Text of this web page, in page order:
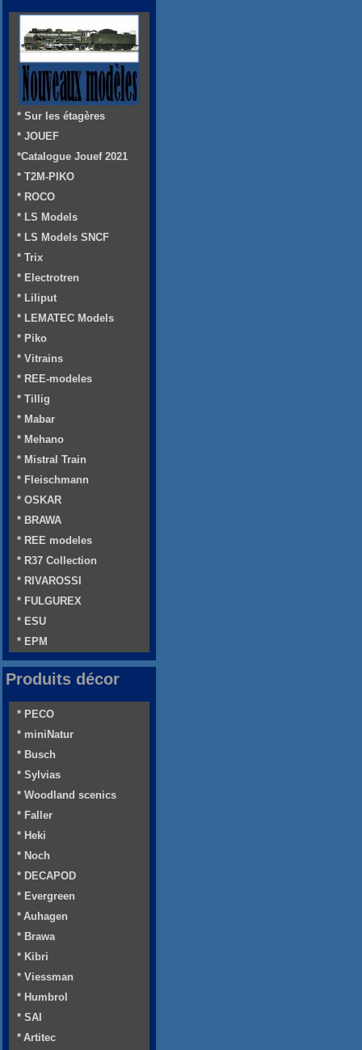
* Sur les étagères
* JOUEF
*Catalogue Jouef 2021
* T2M-PIKO
* ROCO
* LS Models
* LS Models SNCF
* Trix
* Electrotren
* Liliput
* LEMATEC Models
* Piko
* Vitrains
* REE-modeles
* Tillig
* Mabar
* Mehano
* Mistral Train
* Fleischmann
* OSKAR
* BRAWA
* REE modeles
* R37 Collection
* RIVAROSSI
* FULGUREX
* ESU
* EPM
Produits décor
* PECO
* miniNatur
* Busch
* Sylvias
* Woodland scenics
* Faller
* Heki
* Noch
* DECAPOD
* Evergreen
* Auhagen
* Brawa
* Kibri
* Viessman
* Humbrol
* SAI
* Artitec